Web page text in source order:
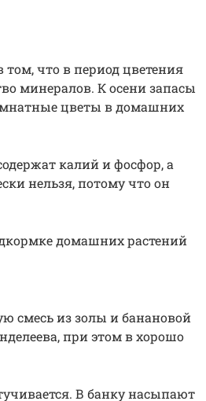
что в период цветения
минералов. К осени запасы
цветы в домашних
калий и фосфор, а
нельзя, потому что он
домашних растений
смесь из золы и банановой
при этом в хорошо
В банку насыпают